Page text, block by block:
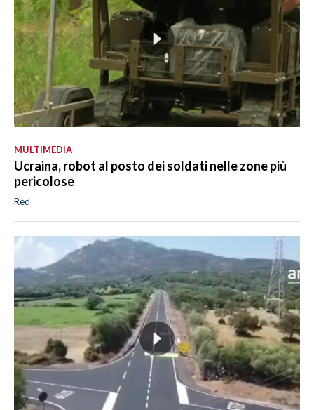
MULTIMEDIA
Ucraina, robot al posto dei soldati nelle zone più
pericolose
Red